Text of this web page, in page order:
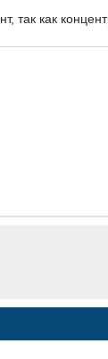
так как